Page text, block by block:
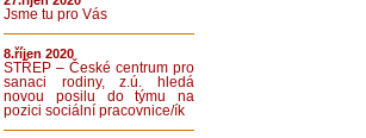
Jsme tu pro Vás
8.říjen 2020
STŘEP – České centrum pro
sanaci rodiny, z.ú. hledá
novou posilu do týmu na
pozici sociální pracovnice/ík